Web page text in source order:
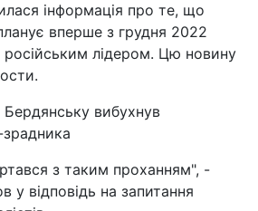
інформація про те, що
вперше з грудня 2022
російським лідером. Цю новину
вибухнув
зрадника
з таким проханням", -
у відповідь на запитання